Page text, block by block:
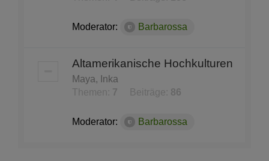
Moderator: Barbarossa
Altamerikanische Hochkulturen
Maya, Inka
Themen: 7 Beiträge: 86
Moderator: Barbarossa